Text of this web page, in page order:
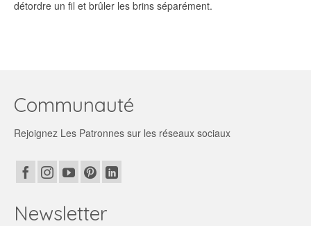
détordre un fil et brûler les brins séparément.
Communauté
Rejoignez Les Patronnes sur les réseaux sociaux
Newsletter